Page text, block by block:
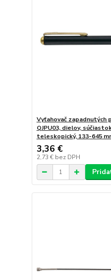
Vyťahovač
QJPU03, dielov,
teleskopický, 133-645
3,36 €
2,73 € bez DPH